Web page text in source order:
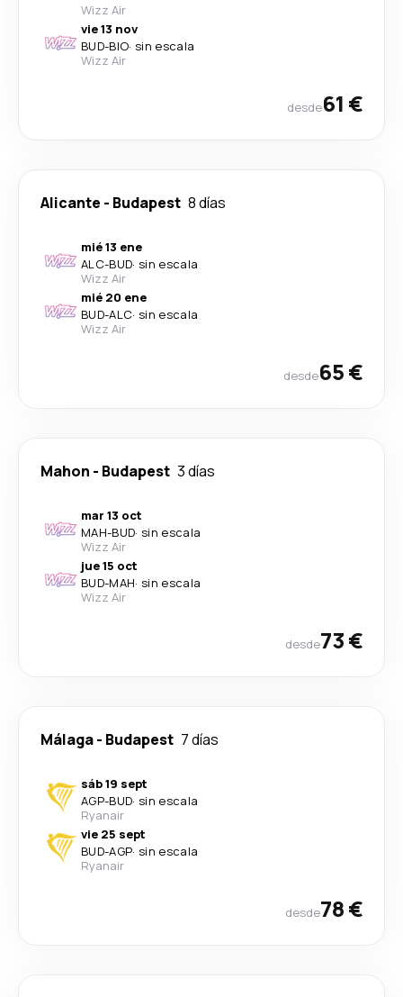
Wizz Air
vie 13 nov
BUD-BIO· sin escala
Wizz Air
desde61 €
Alicante - Budapest 8 días
mié 13 ene
ALC-BUD· sin escala
Wizz Air
mié 20 ene
BUD-ALC· sin escala
Wizz Air
desde65 €
Mahon - Budapest 3 días
mar 13 oct
MAH-BUD· sin escala
Wizz Air
jue 15 oct
BUD-MAH· sin escala
Wizz Air
desde73 €
Málaga- Budapest 7 días
sáb 19 sept
AGP-BUD· sin escala
Ryanair
vie 25 sept
BUD-AGP· sin escala
Ryanair
desde78 €